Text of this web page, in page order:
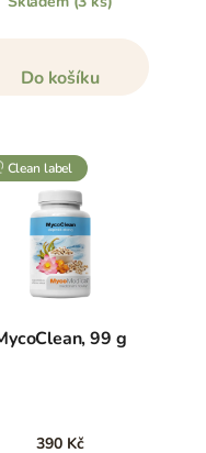
Do košíku
clean label
99 g
390 Kč